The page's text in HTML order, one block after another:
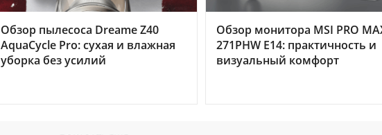
Обзор пылесоса Dreame Z40
AquaCycle Pro: сухая и влажная
уборка без усилий
Обзор монитора MSI PRO
271PHW E14: практичность и
визуальный комфорт